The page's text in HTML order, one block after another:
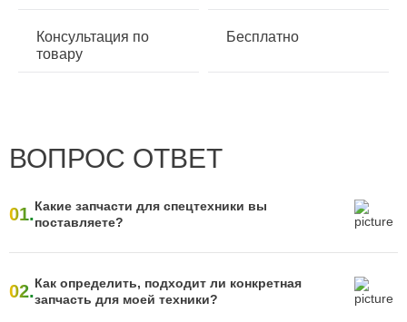
Консультация по
товару
Бесплатно
ВОПРОС ОТВЕТ
01.Какие запчасти для спецтехники вы
поставляете?
02.Как определить, подходит ли конкретная
запчасть для моей техники?